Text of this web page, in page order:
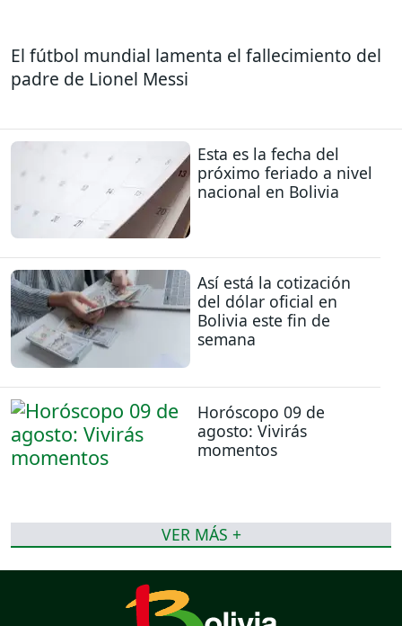
El fútbol mundial lamenta el fallecimiento del
padre de Lionel Messi
Esta es la fecha del
próximo feriado a nivel
nacional en Bolivia
Así está la cotización
del dólar oficial en
Bolivia este fin de
semana
Horóscopo 09 de
agosto: Vivirás
momentos
VER MÁS +